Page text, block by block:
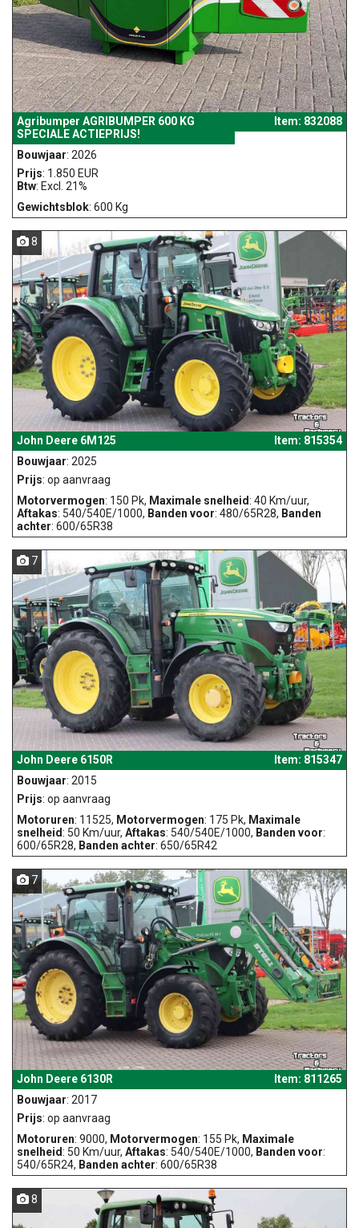
Agribumper AGRIBUMPER 600 KG
SPECIALE ACTIEPRIJS!
Item: 832088
Bouwjaar: 2026
Prijs: 1.850 EUR
Btw: Excl. 21%
Gewichtsblok: 600 Kg
8
John Deere 6M125
Item: 815354
Bouwjaar: 2025
Prijs: op aanvraag
Motorvermogen: 150 Pk, Maximale snelheid: 40 Km/uur,
Aftakas: 540/540E/1000, Banden voor: 480/65R28, Banden
achter: 600/65R38
7
John Deere 6150R
Item: 815347
Bouwjaar: 2015
Prijs: op aanvraag
Motoruren: 11525, Motorvermogen: 175 Pk, Maximale
snelheid: 50 Km/uur, Aftakas: 540/540E/1000, Banden voor:
600/65R28, Banden achter: 650/65R42
7
John Deere 6130R
Item: 811265
Bouwjaar: 2017
Prijs: op aanvraag
Motoruren: 9000, Motorvermogen: 155 Pk, Maximale
snelheid: 50 Km/uur, Aftakas: 540/540E/1000, Banden voor:
540/65R24, Banden achter: 600/65R38
8